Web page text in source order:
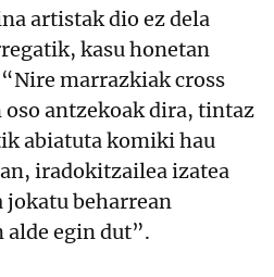
artistak dio ez dela
kasu honetan
marrazkiak cross
antzekoak dira, tintaz
abiatuta komiki hau
iradokitzailea izatea
jokatu beharrean
egin dut”.